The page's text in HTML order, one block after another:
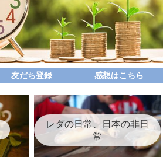
友だち登録 感想はこちら
レダの日常、日本の非日
常